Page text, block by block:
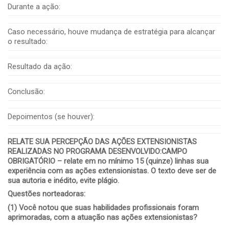
Durante a ação:
Caso necessário, houve mudança de estratégia para alcançar
o resultado:
Resultado da ação:
Conclusão:
Depoimentos (se houver):
RELATE SUA PERCEPÇÃO DAS AÇÕES EXTENSIONISTAS
REALIZADAS NO PROGRAMA DESENVOLVIDO:CAMPO
OBRIGATÓRIO – relate em no mínimo 15 (quinze) linhas sua
experiência com as ações extensionistas. O texto deve ser de
sua autoria e inédito, evite plágio.
Questões norteadoras:
(1) Você notou que suas habilidades profissionais foram
aprimoradas, com a atuação nas ações extensionistas?